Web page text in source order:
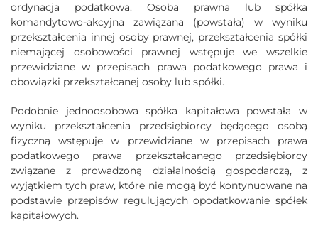
ordynacja podatkowa. Osoba prawna lub spółka
komandytowo-akcyjna zawiązana (powstała) w wyniku
przekształcenia innej osoby prawnej, przekształcenia spółki
niemającej osobowości prawnej wstępuje we wszelkie
przewidziane w przepisach prawa podatkowego prawa i
obowiązki przekształcanej osoby lub spółki.
Podobnie jednoosobowa spółka kapitałowa powstała w
wyniku przekształcenia przedsiębiorcy będącego osobą
fizyczną wstępuje w przewidziane w przepisach prawa
podatkowego prawa przekształcanego przedsiębiorcy
związane z prowadzoną działalnością gospodarczą, z
wyjątkiem tych praw, które nie mogą być kontynuowane na
podstawie przepisów regulujących opodatkowanie spółek
kapitałowych.